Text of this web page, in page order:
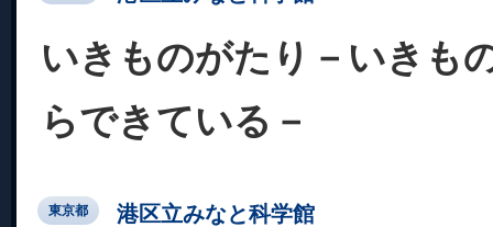
いきものがたり－いきも
らできている－
東京都 港区立みなと科学館